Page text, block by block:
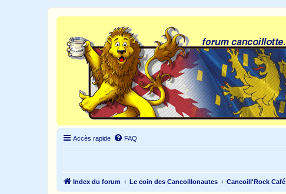
Accès rapide FAQ
Index du forum Le coin des Cancoillonautes Cancoill'Rock Café